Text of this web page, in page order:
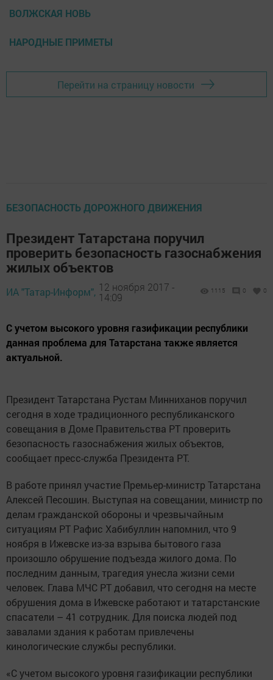
ВОЛЖСКАЯ НОВЬ
НАРОДНЫЕ ПРИМЕТЫ
Перейти на страницу новости
БЕЗОПАСНОСТЬ ДОРОЖНОГО ДВИЖЕНИЯ
Президент Татарстана поручил
проверить безопасность газоснабжения
жилых объектов
ИА "Татар-Информ", 12 ноября 2017 -
14:09
1115 0 0
С учетом высокого уровня газификации республики
данная проблема для Татарстана также является
актуальной.
Президент Татарстана Рустам Минниханов поручил
сегодня в ходе традиционного республиканского
совещания в Доме Правительства РТ проверить
безопасность газоснабжения жилых объектов,
сообщает пресс-служба Президента РТ.
В работе принял участие Премьер-министр Татарстана
Алексей Песошин. Выступая на совещании, министр по
делам гражданской обороны и чрезвычайным
ситуациям РТ Рафис Хабибуллин напомнил, что 9
ноября в Ижевске из-за взрыва бытового газа
произошло обрушение подъезда жилого дома. По
последним данным, трагедия унесла жизни семи
человек. Глава МЧС РТ добавил, что сегодня на месте
обрушения дома в Ижевске работают и татарстанские
спасатели – 41 сотрудник. Для поиска людей под
завалами здания к работам привлечены
кинологические службы республики.
«С учетом высокого уровня газификации республики